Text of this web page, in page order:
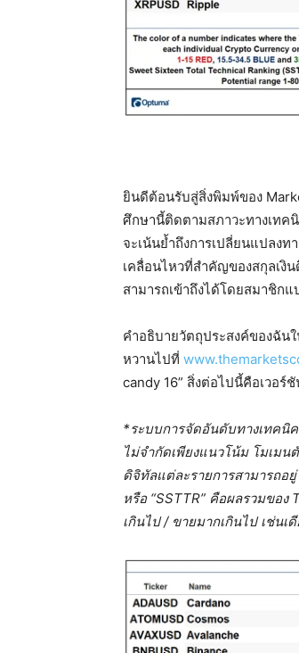
ยินดีต้อนรับสู่สิ่งพิมพ์ของ
ศึกษานี้ติดตามสภาวะทางเทค
จะเน้นย้ำถึงการเปลี่ยนแปลง
เคลื่อนไหวที่สำคัญของสกุลเงิ
สามารถเข้าถึงได้โดยสมาชิก
คำอธิบายวัตถุประสงค์ของฉั
หวานไปที่
candy 16” สิ่งต่อไปนี้คือเวอ
*ระบบการจัดอันดับทางเทคนิ
ไม่จำกัดเพียงแนวโน้ม โมเมน
ดิจิทัลแต่ละรายการสามารถอ
หรือ “SSTTR” คือผลรวมขอ
เกินไป / ขายมากเกินไป เช่น